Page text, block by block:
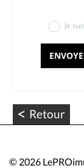
Je
< Retour
© 2026